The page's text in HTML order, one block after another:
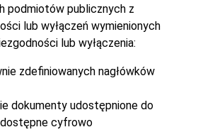
podmiotów publicznych z
lub wyłączeń wymienionych
lub wyłączenia:
zdefiniowanych nagłówków
dokumenty udostępnione do
dostępne cyfrowo